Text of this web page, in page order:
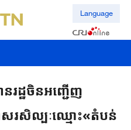
Language
រដ្ឋចិនអញ្ជើញ
សរសិល្បៈឈ្មោះ«តំបន់